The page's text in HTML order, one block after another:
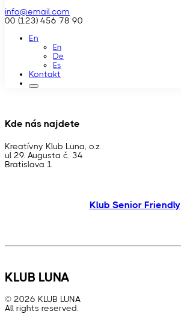
info@email.com
00 (123) 456 78 90
En
En
De
Es
Kontakt
Kde nás najdete
Kreatívny Klub Luna, o.z.
ul 29. Augusta č. 34
Bratislava 1
Klub Senior Friendly
KLUB LUNA
© 2026 KLUB LUNA
All rights reserved.